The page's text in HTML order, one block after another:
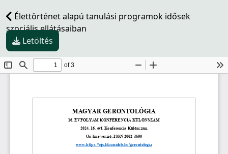
Élettörténet alapú tanulási programok idősek
szociális ellátásaiban
Letöltés